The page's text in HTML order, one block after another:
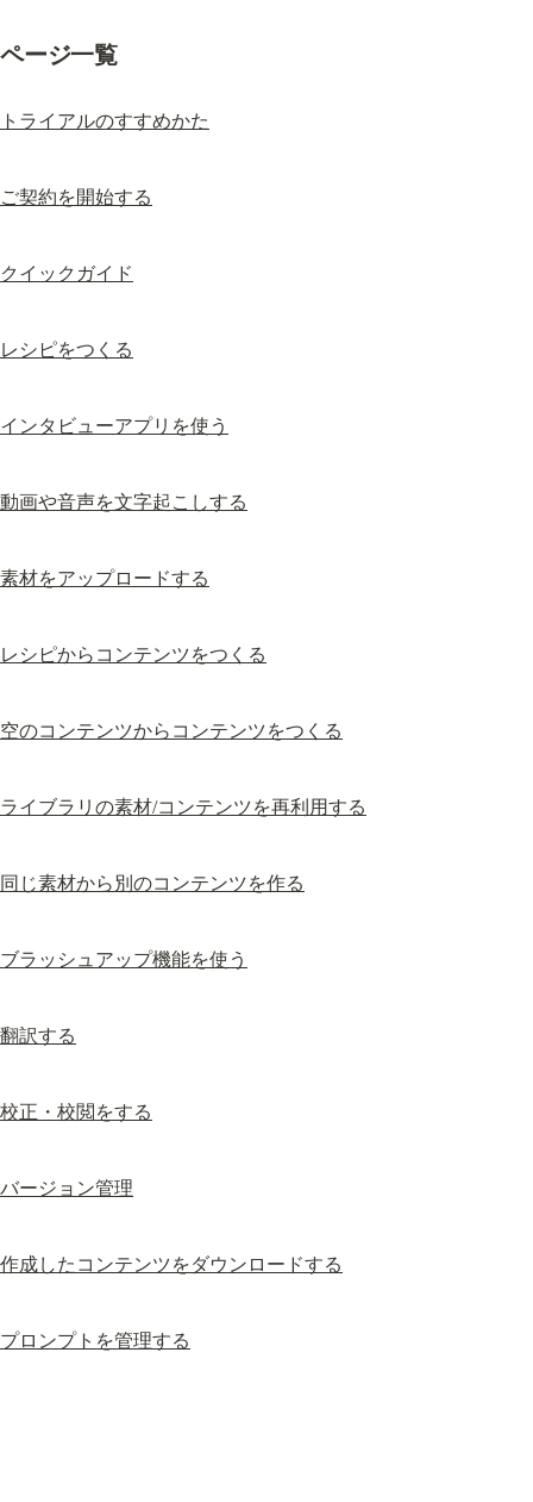
ページ一覧
トライアルのすすめかた
ご契約を開始する
クイックガイド
レシピをつくる
インタビューアプリを使う
動画や音声を文字起こしする
素材をアップロードする
レシピからコンテンツをつくる
空のコンテンツからコンテンツをつくる
ライブラリの素材/コンテンツを再利用する
同じ素材から別のコンテンツを作る
ブラッシュアップ機能を使う
翻訳する
校正・校閲をする
バージョン管理
作成したコンテンツをダウンロードする
プロンプトを管理する